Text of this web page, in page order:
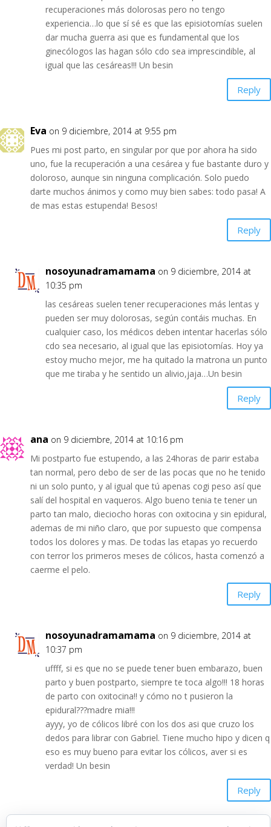
recuperaciones más dolorosas pero no tengo
experiencia…lo que sí sé es que las episiotomías suelen
dar mucha guerra asi que es fundamental que los
ginecólogos las hagan sólo cdo sea imprescindible, al
igual que las cesáreas!!! Un besin
Reply
Eva on 9 diciembre, 2014 at 9:55 pm
Pues mi post parto, en singular por que por ahora ha sido
uno, fue la recuperación a una cesárea y fue bastante duro y
doloroso, aunque sin ninguna complicación. Solo puedo
darte muchos ánimos y como muy bien sabes: todo pasa! A
de mas estas estupenda! Besos!
Reply
nosoyunadramamama on 9 diciembre, 2014 at
10:35 pm
las cesáreas suelen tener recuperaciones más lentas y
pueden ser muy dolorosas, según contáis muchas. En
cualquier caso, los médicos deben intentar hacerlas sólo
cdo sea necesario, al igual que las episiotomías. Hoy ya
estoy mucho mejor, me ha quitado la matrona un punto
que me tiraba y he sentido un alivio,jaja…Un besin
Reply
ana on 9 diciembre, 2014 at 10:16 pm
Mi postparto fue estupendo, a las 24horas de parir estaba
tan normal, pero debo de ser de las pocas que no he tenido
ni un solo punto, y al igual que tú apenas cogi peso así que
salí del hospital en vaqueros. Algo bueno tenia te tener un
parto tan malo, dieciocho horas con oxitocina y sin epidural,
ademas de mi niño claro, que por supuesto que compensa
todos los dolores y mas. De todas las etapas yo recuerdo
con terror los primeros meses de cólicos, hasta comenzó a
caerme el pelo.
Reply
nosoyunadramamama on 9 diciembre, 2014 at
10:37 pm
uffff, si es que no se puede tener buen embarazo, buen
parto y buen postparto, siempre te toca algo!!! 18 horas
de parto con oxitocina!! y cómo no t pusieron la
epidural???madre mia!!!
ayyy, yo de cólicos libré con los dos asi que cruzo los
dedos para librar con Gabriel. Tiene mucho hipo y dicen q
eso es muy bueno para evitar los cólicos, aver si es
verdad! Un besin
Reply